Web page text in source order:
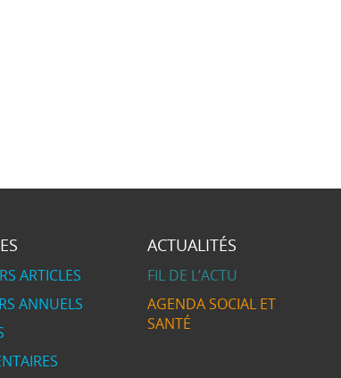
ARTICLES
ANNUELS
ACTUALITÉS
FIL DE L’ACTU
AGENDA SOCIAL ET
SANTÉ